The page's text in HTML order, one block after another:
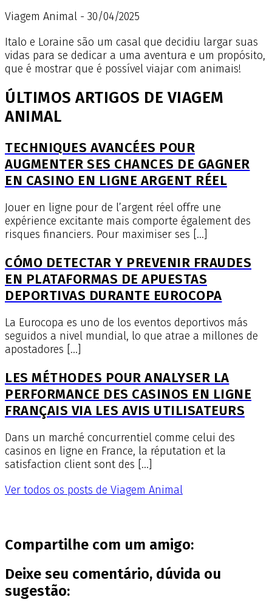
Viagem Animal - 30/04/2025
Italo e Loraine são um casal que decidiu largar suas
vidas para se dedicar a uma aventura e um propósito,
que é mostrar que é possível viajar com animais!
ÚLTIMOS ARTIGOS DE VIAGEM
ANIMAL
TECHNIQUES AVANCÉES POUR
AUGMENTER SES CHANCES DE GAGNER
EN CASINO EN LIGNE ARGENT RÉEL
Jouer en ligne pour de l’argent réel offre une
expérience excitante mais comporte également des
risques financiers. Pour maximiser ses […]
CÓMO DETECTAR Y PREVENIR FRAUDES
EN PLATAFORMAS DE APUESTAS
DEPORTIVAS DURANTE EUROCOPA
La Eurocopa es uno de los eventos deportivos más
seguidos a nivel mundial, lo que atrae a millones de
apostadores […]
LES MÉTHODES POUR ANALYSER LA
PERFORMANCE DES CASINOS EN LIGNE
FRANÇAIS VIA LES AVIS UTILISATEURS
Dans un marché concurrentiel comme celui des
casinos en ligne en France, la réputation et la
satisfaction client sont des […]
Ver todos os posts de Viagem Animal
Compartilhe com um amigo:
Deixe seu comentário, dúvida ou
sugestão: